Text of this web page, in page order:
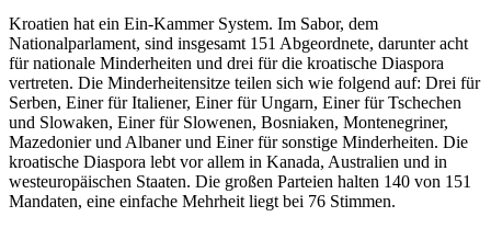
Kroatien hat ein Ein-Kammer System. Im Sabor, dem
Nationalparlament, sind insgesamt 151 Abgeordnete, darunter acht
für nationale Minderheiten und drei für die kroatische Diaspora
vertreten. Die Minderheitensitze teilen sich wie folgend auf: Drei für
Serben, Einer für Italiener, Einer für Ungarn, Einer für Tschechen
und Slowaken, Einer für Slowenen, Bosniaken, Montenegriner,
Mazedonier und Albaner und Einer für sonstige Minderheiten. Die
kroatische Diaspora lebt vor allem in Kanada, Australien und in
westeuropäischen Staaten. Die großen Parteien halten 140 von 151
Mandaten, eine einfache Mehrheit liegt bei 76 Stimmen.